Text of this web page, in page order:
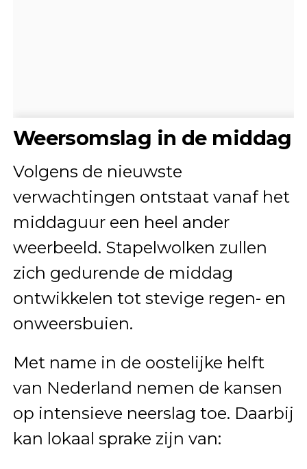
Weersomslag in de middag
Volgens de nieuwste
verwachtingen ontstaat vanaf het
middaguur een heel ander
weerbeeld. Stapelwolken zullen
zich gedurende de middag
ontwikkelen tot stevige regen- en
onweersbuien.
Met name in de oostelijke helft
van Nederland nemen de kansen
op intensieve neerslag toe. Daarbij
kan lokaal sprake zijn van: